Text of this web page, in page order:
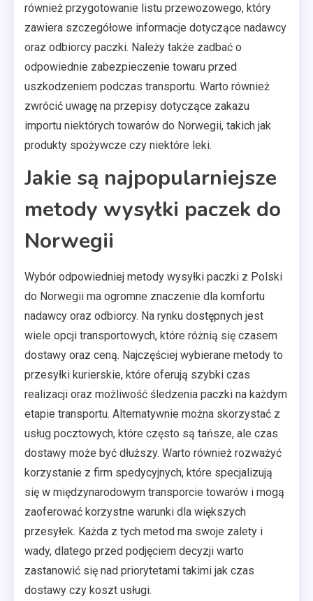
również przygotowanie listu przewozowego, który
zawiera szczegółowe informacje dotyczące nadawcy
oraz odbiorcy paczki. Należy także zadbać o
odpowiednie zabezpieczenie towaru przed
uszkodzeniem podczas transportu. Warto również
zwrócić uwagę na przepisy dotyczące zakazu
importu niektórych towarów do Norwegii, takich jak
produkty spożywcze czy niektóre leki.
Jakie są najpopularniejsze
metody wysyłki paczek do
Norwegii
Wybór odpowiedniej metody wysyłki paczki z Polski
do Norwegii ma ogromne znaczenie dla komfortu
nadawcy oraz odbiorcy. Na rynku dostępnych jest
wiele opcji transportowych, które różnią się czasem
dostawy oraz ceną. Najczęściej wybierane metody to
przesyłki kurierskie, które oferują szybki czas
realizacji oraz możliwość śledzenia paczki na każdym
etapie transportu. Alternatywnie można skorzystać z
usług pocztowych, które często są tańsze, ale czas
dostawy może być dłuższy. Warto również rozważyć
korzystanie z firm spedycyjnych, które specjalizują
się w międzynarodowym transporcie towarów i mogą
zaoferować korzystne warunki dla większych
przesyłek. Każda z tych metod ma swoje zalety i
wady, dlatego przed podjęciem decyzji warto
zastanowić się nad priorytetami takimi jak czas
dostawy czy koszt usługi.